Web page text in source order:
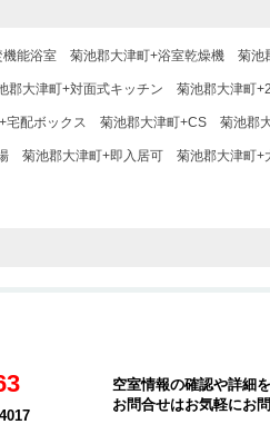
機能浴室 菊池郡大津町+浴室乾燥機 菊池
郡大津町+対面式キッチン 菊池郡大津町
宅配ボックス 菊池郡大津町+CS 菊池郡
菊池郡大津町+即入居可 菊池郡大津町+
空室情報の確認や詳細
お問合せはお気軽にお